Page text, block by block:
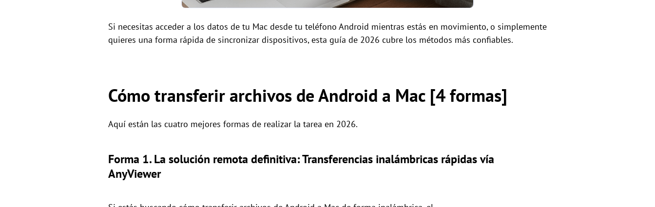
Si necesitas acceder a los datos de tu Mac desde tu teléfono Android mientras estás en movimiento, o simplemente
quieres una forma rápida de sincronizar dispositivos, esta guía de 2026 cubre los métodos más confiables.
Cómo transferir archivos de Android a Mac [4 formas]
Aquí están las cuatro mejores formas de realizar la tarea en 2026.
Forma 1. La solución remota definitiva: Transferencias inalámbricas rápidas vía
AnyViewer